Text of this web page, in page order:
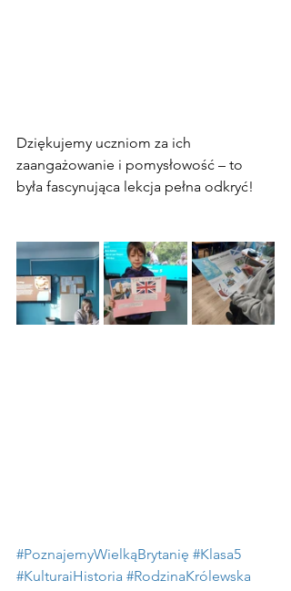
Dziękujemy uczniom za ich
zaangażowanie i pomysłowość – to
była fascynująca lekcja pełna odkryć!
#PoznajemyWielkąBrytanię #Klasa5
#KulturaiHistoria #RodzinaKrólewska